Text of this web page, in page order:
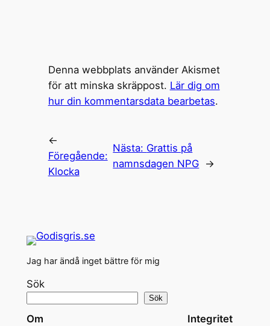
Denna webbplats använder Akismet
för att minska skräppost. Lär dig om
hur din kommentarsdata bearbetas.
←
Föregående:
Klocka
Nästa: Grattis på
namnsdagen NPG →
Jag har ändå inget bättre för mig
Sök
Sök
Om Integritet